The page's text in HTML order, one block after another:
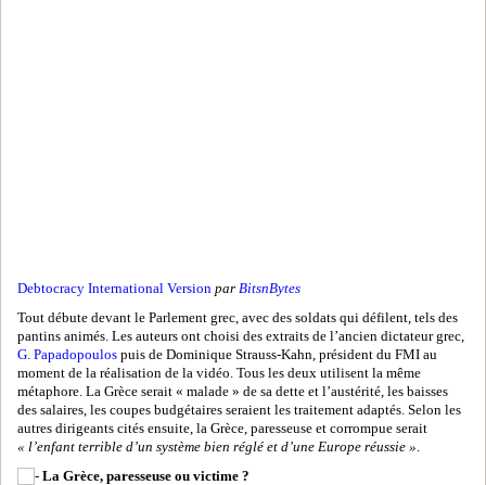
Debtocracy International Version par BitsnBytes
Tout débute devant le Parlement grec, avec des soldats qui défilent, tels des
pantins animés. Les auteurs ont choisi des extraits de l’ancien dictateur grec,
G. Papadopoulos puis de Dominique Strauss-Kahn, président du FMI au
moment de la réalisation de la vidéo. Tous les deux utilisent la même
métaphore. La Grèce serait « malade » de sa dette et l’austérité, les baisses
des salaires, les coupes budgétaires seraient les traitement adaptés. Selon les
autres dirigeants cités ensuite, la Grèce, paresseuse et corrompue serait
« l’enfant terrible d’un système bien réglé et d’une Europe réussie ».
La Grèce, paresseuse ou victime ?